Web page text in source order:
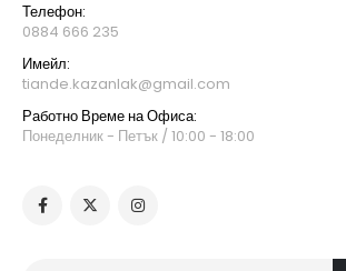
Телефон:
0884 666 235
Имейл:
tiande.kazanlak@gmail.com
Работно Време на Офиса:
Понеделник - Петък / 10:00 - 18:00